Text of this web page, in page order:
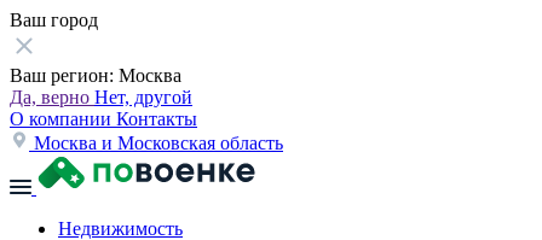
Ваш город
Ваш регион: Москва
Да, верно Нет, другой
О компании Контакты
Москва и Московская область
Недвижимость